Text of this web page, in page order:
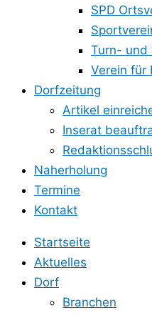
SPD
Turn- und
Verein für
Dorfzeitung
Artikel
Inserat
Naherholung
Termine
Kontakt
Startseite
Aktuelles
Dorf
Branchen